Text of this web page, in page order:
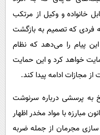
خانواده و وکیل از مرتکب
فردی که تصمیم به بازگشت
این پیام را می‌دهد که نظام
خواهد کرد و این حمایت
مجازات ادامه پیدا کند.
به پرسشی درباره سرنوشت
مبارزه با مواد مخدر اظهار
سازی مجرمان از جمله ضربه